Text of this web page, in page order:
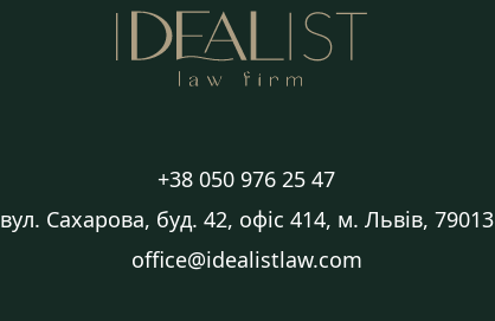
+38 050 976 25 47
вул. Сахарова, буд. 42, офіс 414, м. Львів, 79013
office@idealistlaw.com